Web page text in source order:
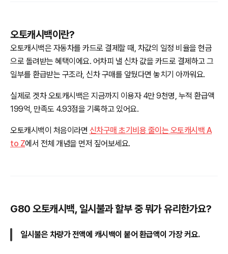
오토캐시백이란?
오토캐시백은 자동차를 카드로 결제할 때, 차값의 일정 비율을 현금
으로 돌려받는 혜택이에요. 어차피 낼 신차 값을 카드로 결제하고 그
일부를 환급받는 구조라, 신차 구매를 앞뒀다면 놓치기 아까워요.
실제로 겟차 오토캐시백은 지금까지 이용자 4만 9천명, 누적 환급액
199억, 만족도 4.93점을 기록하고 있어요.
오토캐시백이 처음이라면 신차구매 초기비용 줄이는 오토캐시백 A
to Z에서 전체 개념을 먼저 짚어보세요.
G80 오토캐시백, 일시불과 할부 중 뭐가 유리한가요?
일시불은 차량가 전액에 캐시백이 붙어 환급액이 가장 커요.